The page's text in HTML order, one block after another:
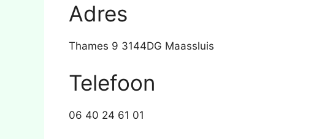
Adres
Thames 9 3144DG Maassluis
Telefoon
06 40 24 61 01